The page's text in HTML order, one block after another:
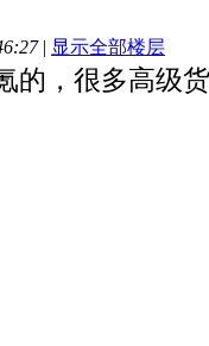
| 显示全部楼层
的，很多高级